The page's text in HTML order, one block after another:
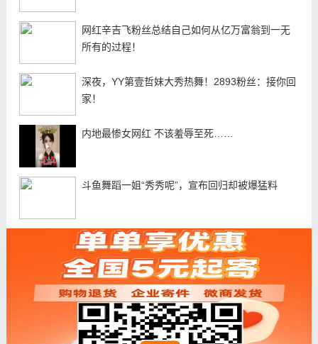
网红辛吉飞粉丝总结自己如何从亿万富翁到一无
所有的过程！
深夜，YY第壹哲妹大秀热舞！2893粉丝：接你回
家！
内地最惨女网红 不该羞辱至死……
斗鱼舞蹈一姐“秀秀呢”，宣布回归却被爆猛料